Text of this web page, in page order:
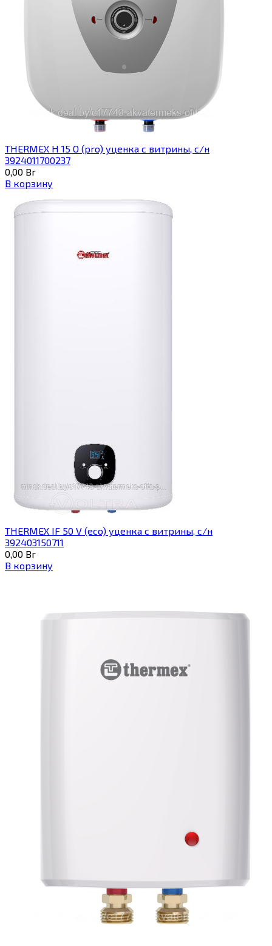
THERMEX H 15 O (pro) уценка с витрины, с/н
3924011700237
0,00 Br
В корзину
THERMEX IF 50 V (eco) уценка c витрины, с/н
392403150711
0,00 Br
В корзину